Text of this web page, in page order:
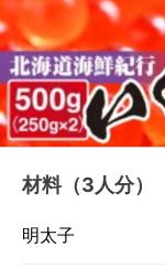
材料（3人分）
明太子